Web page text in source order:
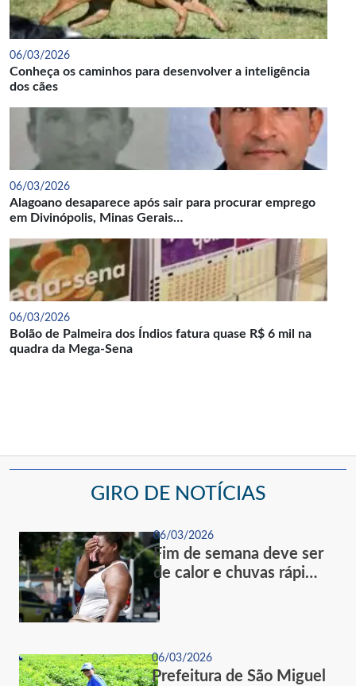
06/03/2026
Conheça os caminhos para desenvolver a inteligência
dos cães
06/03/2026
Alagoano desaparece após sair para procurar emprego
em Divinópolis, Minas Gerais…
06/03/2026
Bolão de Palmeira dos Índios fatura quase R$ 6 mil na
quadra da Mega-Sena
GIRO DE NOTÍCIAS
06/03/2026
Fim de semana deve ser
de calor e chuvas rápi…
06/03/2026
Prefeitura de São Miguel